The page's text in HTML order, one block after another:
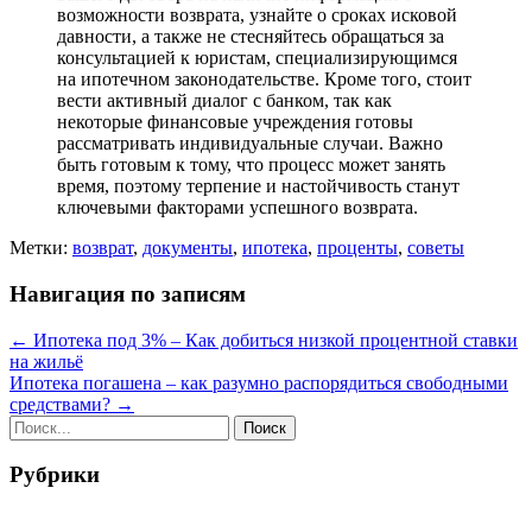
возможности возврата, узнайте о сроках исковой
давности, а также не стесняйтесь обращаться за
консультацией к юристам, специализирующимся
на ипотечном законодательстве. Кроме того, стоит
вести активный диалог с банком, так как
некоторые финансовые учреждения готовы
рассматривать индивидуальные случаи. Важно
быть готовым к тому, что процесс может занять
время, поэтому терпение и настойчивость станут
ключевыми факторами успешного возврата.
Метки: возврат, документы, ипотека, проценты, советы
Навигация по записям
← Ипотека под 3% – Как добиться низкой процентной ставки
на жильё
Ипотека погашена – как разумно распорядиться свободными
средствами? →
Рубрики